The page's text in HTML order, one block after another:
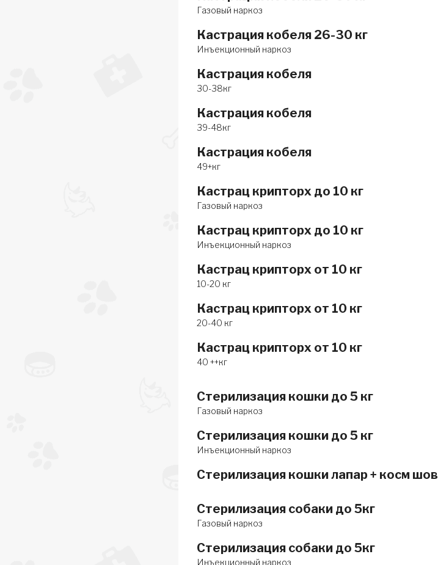
Газовый наркоз
Кастрация кобеля 26-30 кг
Инъекционный наркоз
Кастрация кобеля
30-38кг
Кастрация кобеля
39-48кг
Кастрация кобеля
49+кг
Кастрац крипторх до 10 кг
Газовый наркоз
Кастрац крипторх до 10 кг
Инъекционный наркоз
Кастрац крипторх от 10 кг
10-20 кг
Кастрац крипторх от 10 кг
20-40 кг
Кастрац крипторх от 10 кг
40 ++кг
Стерилизация кошки до 5 кг
Газовый наркоз
Стерилизация кошки до 5 кг
Инъекционный наркоз
Стерилизация кошки лапар + косм шов
Стерилизация собаки до 5кг
Газовый наркоз
Стерилизация собаки до 5кг
Инъекционный наркоз